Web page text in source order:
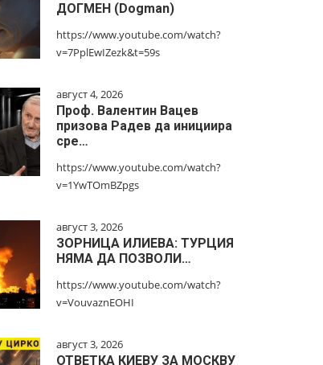
ДОГМЕН (Dogman)
https://www.youtube.com/watch?
v=7PplEwIZezk&t=59s
август 4, 2026
Проф. Валентин Вацев
призова Радев да инициира
сре…
https://www.youtube.com/watch?
v=1YwTOmBZpgs
август 3, 2026
ЗОРНИЦА ИЛИЕВА: ТУРЦИЯ
НЯМА ДА ПОЗВОЛИ…
https://www.youtube.com/watch?
v=VouvaznEOHI
август 3, 2026
ОТВЕТКА КИЕВУ ЗА МОСКВУ